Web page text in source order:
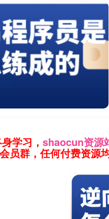
学习， shaocun资源
员群，任何付费资源